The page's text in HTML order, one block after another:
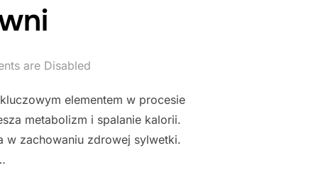
are Disabled
elementem w procesie
metabolizm i spalanie kalorii.
w zachowaniu zdrowej sylwetki.